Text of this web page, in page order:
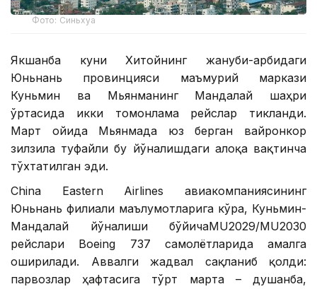
Фото: Синьхуа
Якшанба куни Хитойнинг жануби-ғарбидаги
Юньнань провинцияси маъмурий маркази
Куньмин ва Мьянманинг Мандалай шаҳри
ўртасида икки томонлама рейслар тикланди.
Март ойида Мьянмада юз берган вайронкор
зилзила туфайли бу йўналишдаги алоқа вақтинча
тўхтатилган эди.
China Eastern Airlines авиакомпаниясининг
Юньнань филиали маълумотларига кўра, Куньмин-
Мандалай йўналиши бўйичаMU2029/MU2030
рейслари Boeing 737 самолётларида амалга
оширилади. Аввалги жадвал сақланиб қолди:
парвозлар ҳафтасига тўрт марта – душанба,